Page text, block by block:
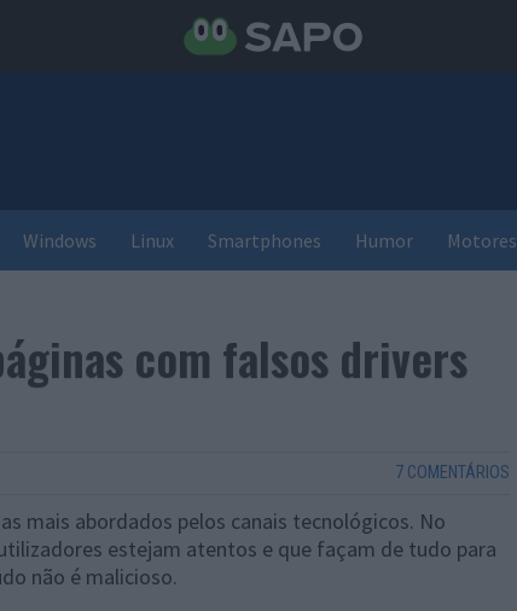
Windows Linux Smartphones Humor Motores
com falsos drivers
7 COMENTÁRIOS
mais abordados pelos canais tecnológicos. No
estejam atentos e que façam de tudo para
não é malicioso.